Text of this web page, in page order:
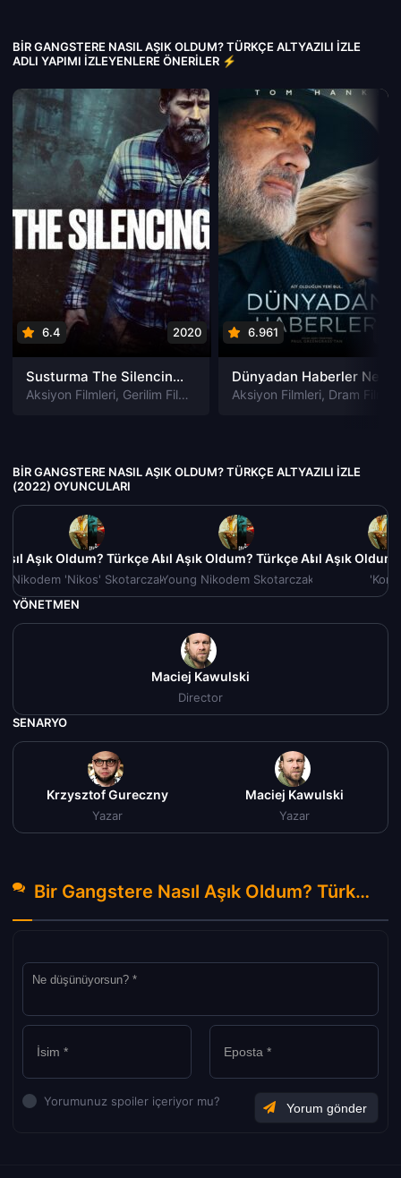
BIR GANGSTERE NASIL AŞIK OLDUM? TÜRKÇE ALTYAZILI IZLE
ADLI YAPIMI İZLEYENLERE ÖNERILER ⚡
6.4 2020
Susturma The Silencing izle
Aksiyon Filmleri, Gerilim Filmleri Gizem Filmleri,Suç Filmleri
6.961
Aksiyon Filmleri, Dram Filmleri
BIR GANGSTERE NASIL AŞIK OLDUM? TÜRKÇE ALTYAZILI IZLE
(2022) OYUNCULARI
Aşık Oldum? Türkçe Altyazılı izle (2022)
Nikodem 'Nikos' Skotarczak
Bir Gangstere Nasıl Aşık Oldum? Türkçe Altyazılı izle
Young Nikodem Skotarczak
Bir Gangstere Nasıl AşıkBir
YÖNETMEN
Maciej Kawulski
Director
SENARYO
Krzysztof Gureczny
Yazar
Maciej Kawulski
Yazar
Bir Gangstere Nasıl Aşık Oldum? Türkçe Altyazılı izle (2022) Hakkında Yorumlar
Yorumunuz spoiler içeriyor mu?